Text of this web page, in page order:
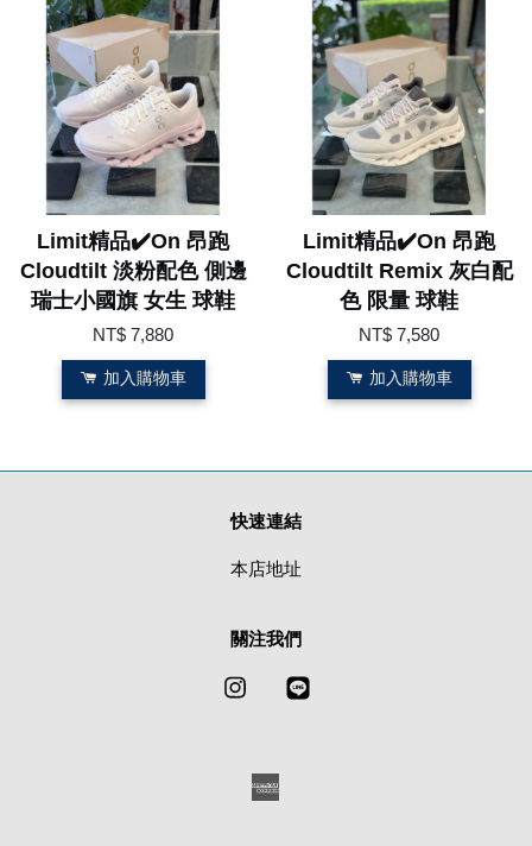
Limit精品✔️On 昂跑
Cloudtilt 淡粉配色 側邊
瑞士小國旗 女生 球鞋
NT$ 7,880
加入購物車
Limit精品✔️On 昂跑
Cloudtilt Remix 灰白配
色 限量 球鞋
NT$ 7,580
加入購物車
快速連結
本店地址
關注我們
Instagram